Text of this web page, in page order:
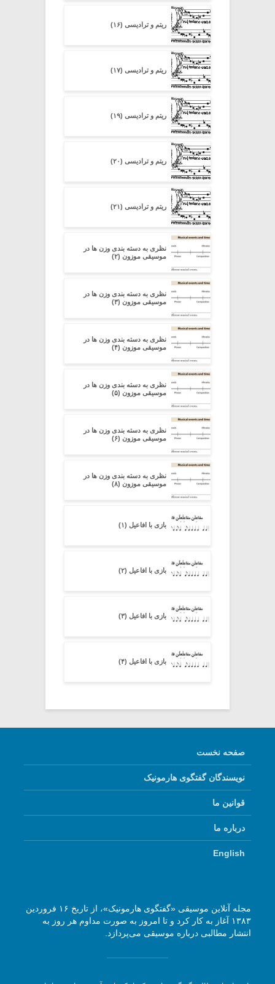
ریتم و ترادیسی (۱۶)
ریتم و ترادیسی (۱۷)
ریتم و ترادیسی (۱۹)
ریتم و ترادیسی (۲۰)
ریتم و ترادیسی (۲۱)
نظری به دسته ‏بندی وزن‏ ها در
موسیقی موزون (۲)
نظری به دسته ‏بندی وزن‏ ها در
موسیقی موزون (۳)
نظری به دسته ‏بندی وزن‏ ها در
موسیقی موزون (۴)
نظری به دسته ‏بندی وزن‏ ها در
موسیقی موزون (۵)
نظری به دسته ‏بندی وزن‏ ها در
موسیقی موزون (۶)
نظری به دسته ‏بندی وزن‏ ها در
موسیقی موزون (۸)
بازی با افاعیل (۱)
بازی با افاعیل (۲)
بازی با افاعیل (۳)
بازی با افاعیل (۴)
صفحه نخست
نویسندگان گفتگوی هارمونیک
قوانین ما
درباره ما
English
مجله آنلاین موسیقی «گفتگوی هارمونیک»، از تاریخ ۱۶ فروردین
۱۳۸۳ آغاز به کار کرد و تا امروز به صورت مداوم هر روز به
انتشار مطالبی درباره موسیقی می‌پردازد.